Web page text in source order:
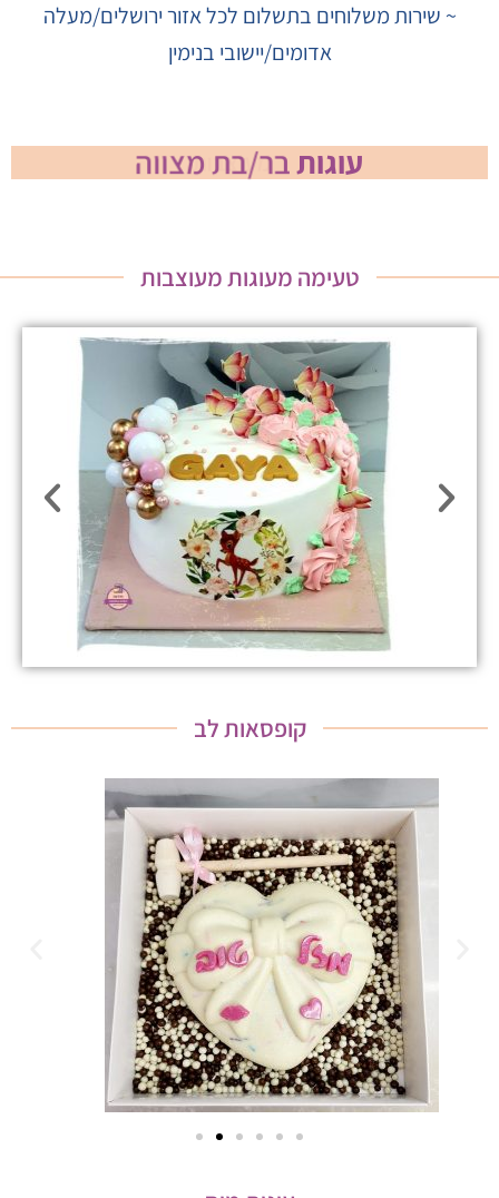
~ שירות משלוחים בתשלום לכל אזור ירושלים/מעלה
אדומים/יישובי בנימין
עוגותבר/בת מצווה
טעימה מעוגות מעוצבות
קופסאות לב